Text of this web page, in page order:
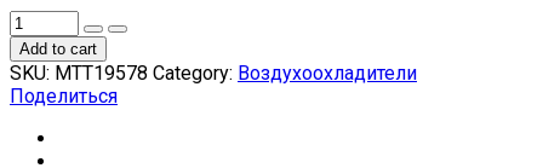
Add to cart
SKU: МТТ19578 Category: Воздухоохладители
Поделиться